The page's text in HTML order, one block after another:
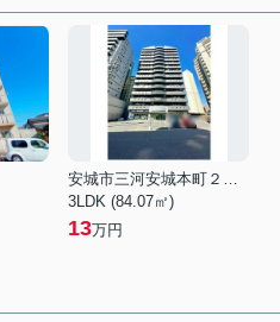
安城市三河安城本町２丁目
3LDK (84.07㎡)
13万円